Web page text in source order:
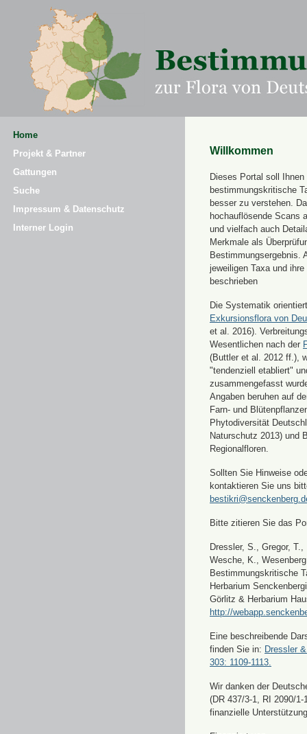
Home
Projekt & Partner
Gattungen
Suche
Impressum & Datenschutz
Interner Login
Willkommen
Dieses Portal soll Ihnen
bestimmungskritische
besser zu verstehen.
hochauflösende Scans
und vielfach auch
Merkmale als
Bestimmungsergebnis.
jeweiligen Taxa und
beschrieben
Die Systematik
Exkursionsflora von
et al. 2016).
Wesentlichen nach der
(Buttler et al. 2012 ff.),
"tendenziell etabliert"
zusammengefasst
Angaben beruhen auf
Farn- und
Phytodiversität
Naturschutz 2013) und
Regionalfloren.
Sollten Sie Hinweise
kontaktieren Sie uns
Bitte zitieren Sie das
Dressler, S., Gregor,
Wesche, K.,
Bestimmungskritische
Herbarium
Görlitz & Herbarium
http://
Eine beschreibende
finden Sie in: Dressler
303: 1109-1113.
Wir danken der
(DR 437/3-1, RI 2090/
finanzielle